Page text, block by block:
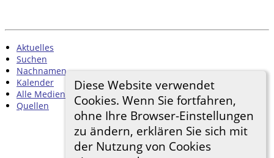
Diese Website verwendet
Cookies. Wenn Sie fortfahren,
ohne Ihre Browser-Einstellungen
zu ändern, erklären Sie sich mit
der Nutzung von Cookies
Aktuelles
Suchen
Nachnamen
Kalender
Alle Medien
Quellen